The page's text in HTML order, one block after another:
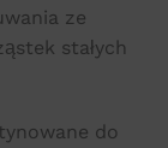
ze
stałych
do